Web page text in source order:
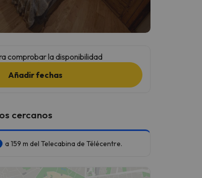
comprobar la disponibilidad
Añadir fechas
cercanos
a 159 m del Telecabina de Télécentre.